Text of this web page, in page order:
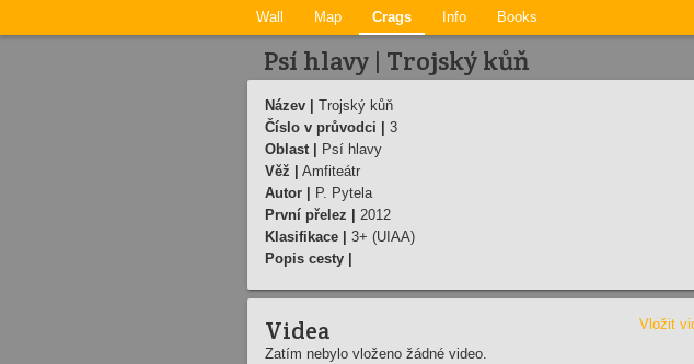
Wall Map Crags Info Books
Psí hlavy | Trojský kůň
Název |
Trojský kůň
Číslo v průvodci |
3
Oblast |
Psí hlavy
Věž |
Amfiteátr
Autor |
P. Pytela
První přelez |
2012
Klasifikace |
3+ (UIAA)
Popis cesty |
Videa
Vložit
Zatím nebylo vloženo žádné video.